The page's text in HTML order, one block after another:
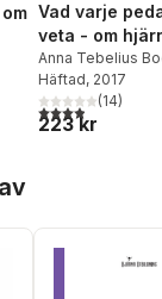
antal röster:
Vad varje
veta - om
inlärning och
motivation
Anna Tebelius
Häftad, 2017
3,9utav 5(14)
223 kr